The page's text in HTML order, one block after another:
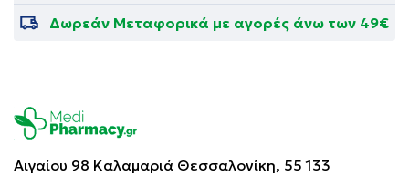
Δωρεάν Μεταφορικά με αγορές άνω των 49€
Αιγαίου 98 Καλαμαριά Θεσσαλονίκη, 55 133